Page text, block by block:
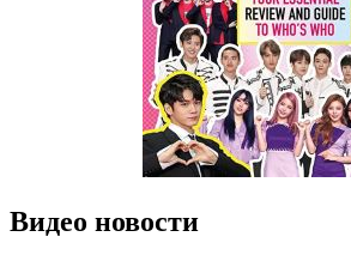
Видео новости